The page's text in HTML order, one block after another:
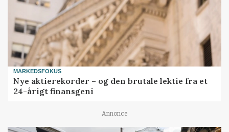
MARKEDSFOKUS
Nye aktierekorder – og den brutale lektie fra et
24-årigt finansgeni
Annonce